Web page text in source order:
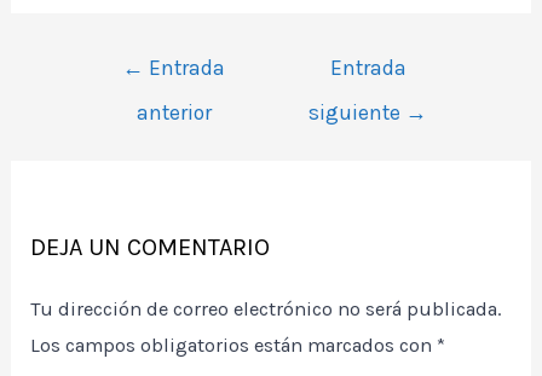
Navegación
← Entrada
anterior
Entrada
siguiente →
DEJA UN COMENTARIO
Tu dirección de correo electrónico no será publicada.
Los campos obligatorios están marcados con *